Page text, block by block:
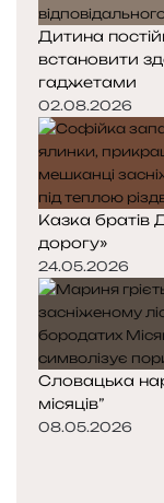
Дитина
встановити
гаджетами
02.08.2026
Казка братів
дорогу»
24.05.2026
Словацька
місяців”
08.05.2026